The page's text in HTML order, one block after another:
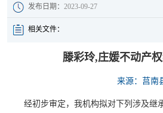
发布日期： 2023-09-27
相关文件：
滕彩玲,庄媛不动产
来源：莒南
经初步审定，我机构拟对下列涉及继